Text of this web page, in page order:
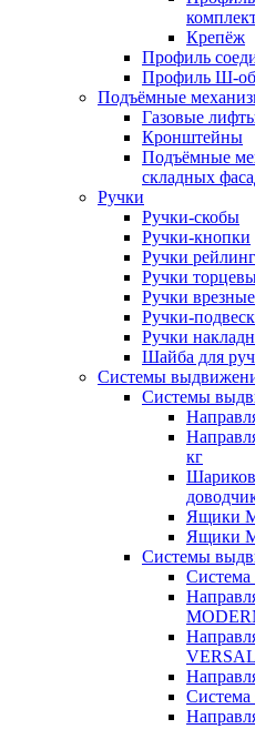
Крепёж
Профиль
Профиль Ш-
Подъёмные
Газовые
Кронштейны
Подъёмные
складных
Ручки
Ручки-скобы
Ручки-кнопки
Ручки
Ручки
Ручки врезные
Ручки-
Ручки
Шайба для
Системы
Системы
кг
Ящики
Ящики
Системы